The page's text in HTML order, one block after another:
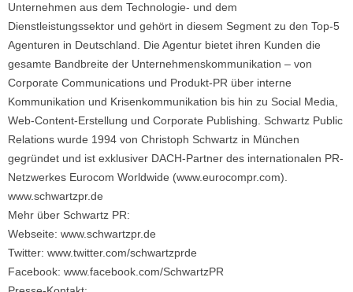
Unternehmen aus dem Technologie- und dem
Dienstleistungssektor und gehört in diesem Segment zu den Top-5
Agenturen in Deutschland. Die Agentur bietet ihren Kunden die
gesamte Bandbreite der Unternehmenskommunikation – von
Corporate Communications und Produkt-PR über interne
Kommunikation und Krisenkommunikation bis hin zu Social Media,
Web-Content-Erstellung und Corporate Publishing. Schwartz Public
Relations wurde 1994 von Christoph Schwartz in München
gegründet und ist exklusiver DACH-Partner des internationalen PR-
Netzwerkes Eurocom Worldwide (www.eurocompr.com).
www.schwartzpr.de
Mehr über Schwartz PR:
Webseite: www.schwartzpr.de
Twitter: www.twitter.com/schwartzprde
Facebook: www.facebook.com/SchwartzPR